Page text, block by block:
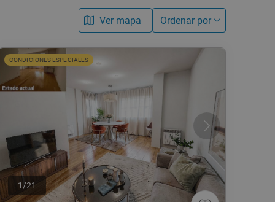
Ver mapa Ordenar por
1 /21
CONDICIONES ESPECIALES